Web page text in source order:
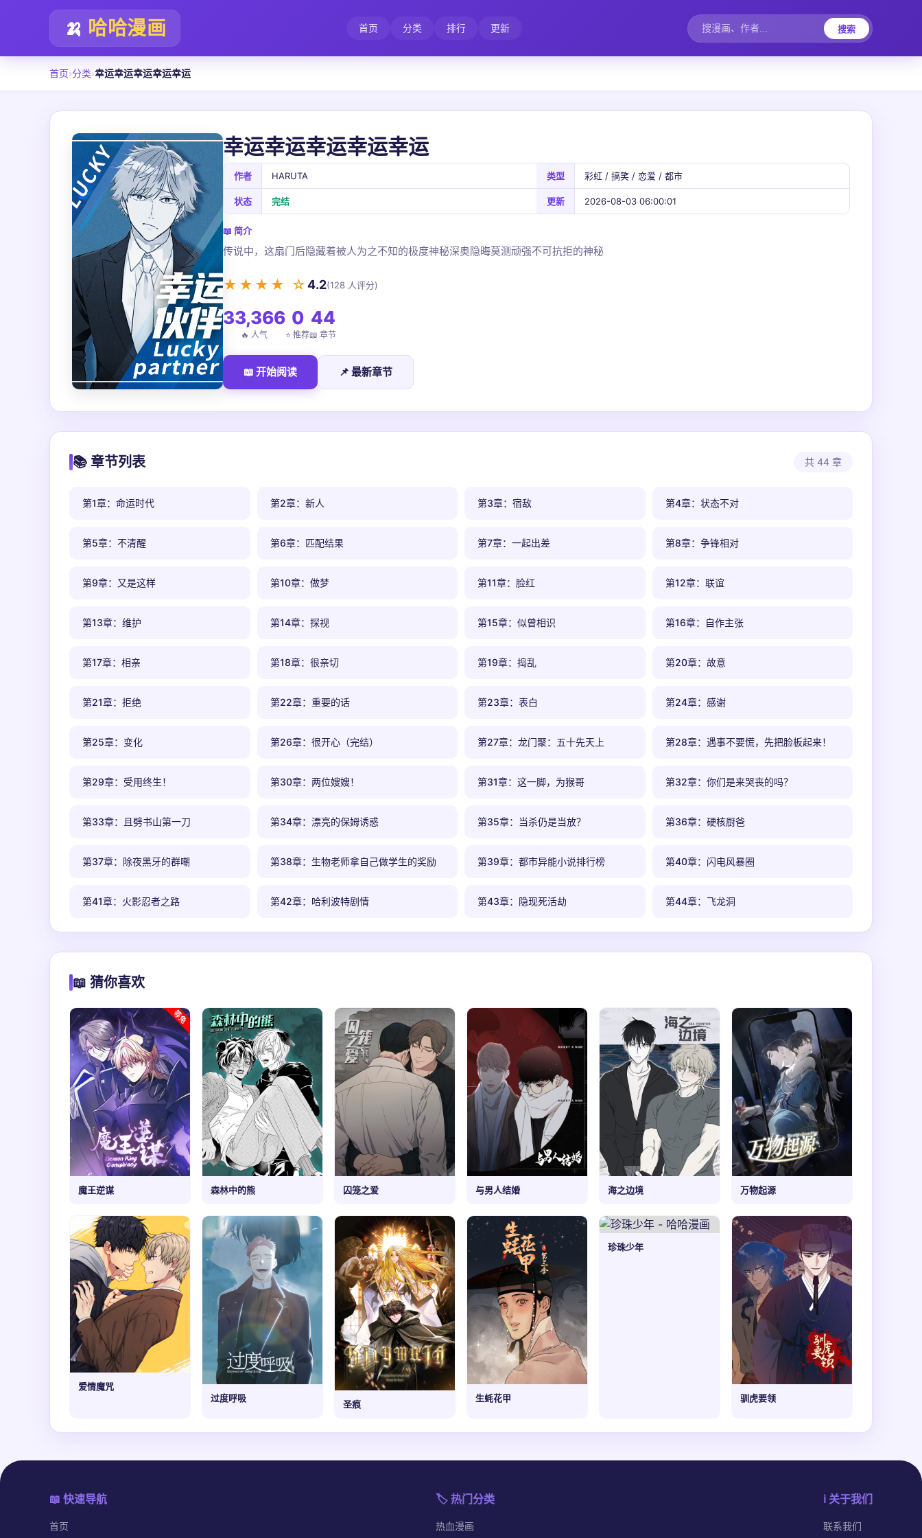
🍌 哈哈漫画 首页 分类 排行 更新 搜索
首页›分类›幸运幸运幸运幸运幸运
幸运幸运幸运幸运幸运
作者 HARUTA 类型 彩虹 / 搞笑 / 恋爱 / 都市
状态 完结 更新 2026-08-03 06:00:01
📖 简介
传说中，这扇门后隐藏着被人为之不知的极度神秘深奥隐晦莫测顽强不可抗拒的神秘
★★★★ ☆4.2(128 人评分)
33,366
🔥 人气
0
⭐ 推荐
44
📖 章节
📖 开始阅读 📌 最新章节
📚 章节列表 共 44 章
第1章：命运时代 第2章：新人 第3章：宿敌 第4章：状态不对
第5章：不清醒 第6章：匹配结果 第7章：一起出差 第8章：争锋相对
第9章：又是这样 第10章：做梦 第11章：脸红 第12章：联谊
第13章：维护 第14章：探视 第15章：似曾相识 第16章：自作主张
第17章：相亲 第18章：很亲切 第19章：捣乱 第20章：故意
第21章：拒绝 第22章：重要的话 第23章：表白 第24章：感谢
第25章：变化 第26章：很开心（完结） 第27章：龙门聚：五十先天上 第28章：遇事不要慌，先把脸板起来！
第29章：受用终生！ 第30章：两位嫂嫂！ 第31章：这一脚，为猴哥 第32章：你们是来哭丧的吗？
第33章：且劈书山第一刀 第34章：漂亮的保姆诱惑 第35章：当杀仍是当放？ 第36章：硬核厨爸
第37章：除夜黑牙的群嘲 第38章：生物老师拿自己做学生的奖励 第39章：都市异能小说排行榜 第40章：闪电风暴圈
第41章：火影忍者之路 第42章：哈利波特剧情 第43章：隐现死活劫 第44章：飞龙洞
📖 猜你喜欢
魔王逆谋 森林中的熊 囚笼之爱 与男人结婚 海之边境 万物起源
爱情魔咒
过度呼吸
圣痕
生蚝花甲
珍珠少年
驯虎要领
📖 快速导航
首页
🏷️ 热门分类
热血漫画
ℹ️ 关于我们
联系我们